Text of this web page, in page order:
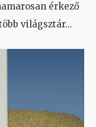
érkező
világsztár...